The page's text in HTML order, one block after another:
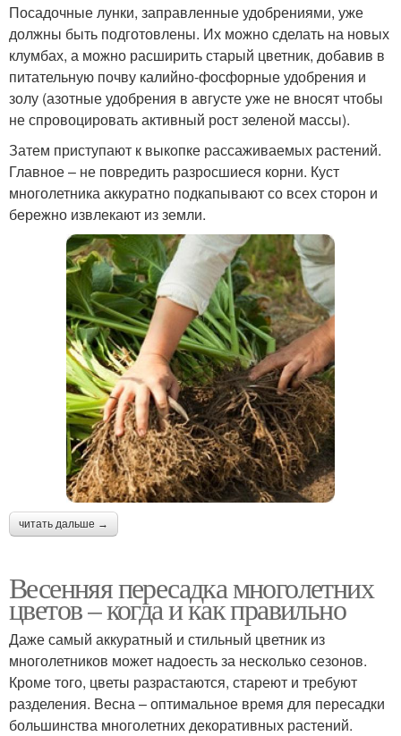
Посадочные лунки, заправленные удобрениями, уже
должны быть подготовлены. Их можно сделать на новых
клумбах, а можно расширить старый цветник, добавив в
питательную почву калийно-фосфорные удобрения и
золу (азотные удобрения в августе уже не вносят чтобы
не спровоцировать активный рост зеленой массы).
Затем приступают к выкопке рассаживаемых растений.
Главное – не повредить разросшиеся корни. Куст
многолетника аккуратно подкапывают со всех сторон и
бережно извлекают из земли.
читать дальше →
Весенняя пересадка многолетних
цветов – когда и как правильно
Даже самый аккуратный и стильный цветник из
многолетников может надоесть за несколько сезонов.
Кроме того, цветы разрастаются, стареют и требуют
разделения. Весна – оптимальное время для пересадки
большинства многолетних декоративных растений.